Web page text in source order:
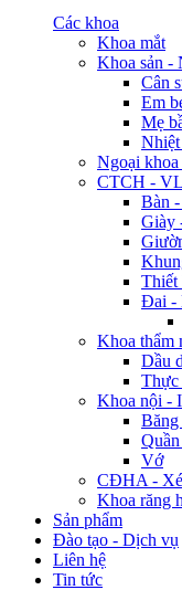
Các khoa
Khoa mắt
Khoa sản -
Cân
Em
Mẹ
Ngoại
CTCH -
Bàn
Giày
Thiết
Đai -
Khoa thẩm
Dầu
Thực
Khoa nội -
Băng
Vớ
CĐHA -
Khoa răng
Sản phẩm
Đào tạo - Dịch vụ
Liên hệ
Tin tức